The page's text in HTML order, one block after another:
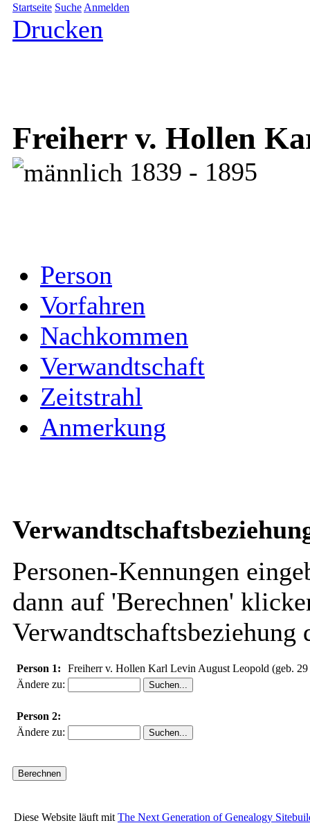
Startseite Suche Anmelden
Drucken
Freiherr v. Hollen
1839 - 1895
Person
Vorfahren
Nachkommen
Verwandtschaft
Zeitstrahl
Anmerkung
Personen-Kennungen
dann auf 'Berechnen'
Verwandtschaftsbeziehung
Person 1:
Freiherr v. Hollen Karl Levin August Leopold (geb. 29
Ändere zu:
Person 2:
Ändere zu:
Diese Website läuft mit The Next Generation of Genealogy